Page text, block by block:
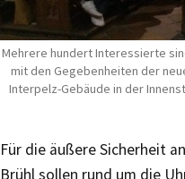
Mehrere hundert Interessierte
mit den Gegebenheiten der
Interpelz-Gebäude in der
Für die äußere Sicherheit
Brühl sollen rund um die